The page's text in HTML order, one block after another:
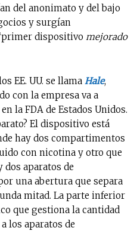
del anonimato y del bajo
y surgían
dispositivo mejorado
EE. UU. se llama Hale,
con la empresa va a
la FDA de Estados Unidos.
El dispositivo está
hay dos compartimentos
con nicotina y otro que
aparatos de
una abertura que separa
mitad. La parte inferior
que gestiona la cantidad
los aparatos de